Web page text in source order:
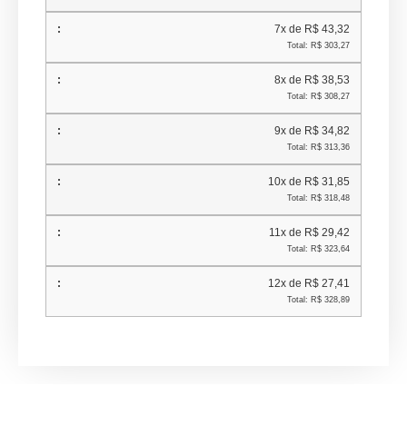
7x de R$ 43,32
Total: R$ 303,27
8x de R$ 38,53
Total: R$ 308,27
9x de R$ 34,82
Total: R$ 313,36
10x de R$ 31,85
Total: R$ 318,48
11x de R$ 29,42
Total: R$ 323,64
12x de R$ 27,41
Total: R$ 328,89